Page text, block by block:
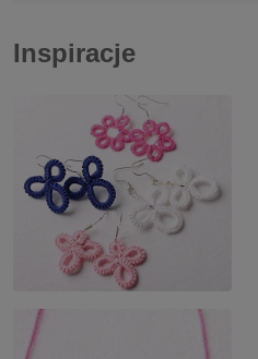
Inspiracje